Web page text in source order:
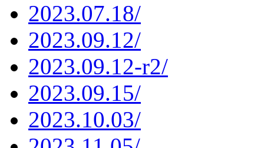
2023.07.18/
2023.09.12/
2023.09.12-r2/
2023.09.15/
2023.10.03/